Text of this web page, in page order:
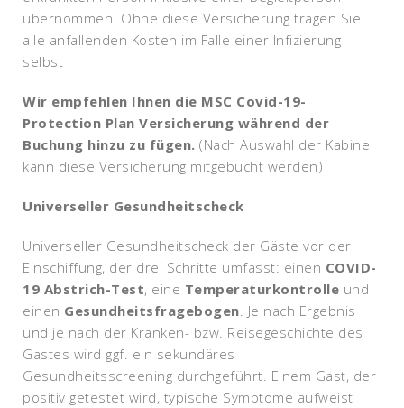
übernommen. Ohne diese Versicherung tragen Sie
alle anfallenden Kosten im Falle einer Infizierung
selbst
Wir empfehlen Ihnen die MSC Covid-19-
Protection Plan Versicherung während der
Buchung hinzu zu fügen. (Nach Auswahl der Kabine
kann diese Versicherung mitgebucht werden)
Universeller Gesundheitscheck
Universeller Gesundheitscheck der Gäste vor der
Einschiffung, der drei Schritte umfasst: einen COVID-
19 Abstrich-Test, eine Temperaturkontrolle und
einen Gesundheitsfragebogen . Je nach Ergebnis
und je nach der Kranken- bzw. Reisegeschichte des
Gastes wird ggf. ein sekundäres
Gesundheitsscreening durchgeführt. Einem Gast, der
positiv getestet wird, typische Symptome aufweist